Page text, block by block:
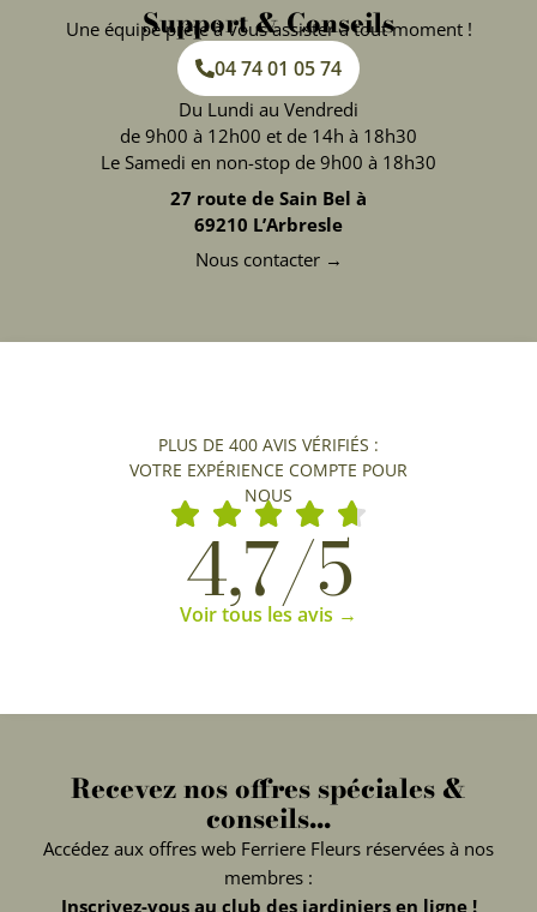
Support & Conseils
Une équipe prête à vous assister à tout moment !
04 74 01 05 74
Du Lundi au Vendredi
de 9h00 à 12h00 et de 14h à 18h30
Le Samedi en non-stop de 9h00 à 18h30
27 route de Sain Bel à
69210 L’Arbresle
Nous contacter →
PLUS DE 400 AVIS VÉRIFIÉS :
VOTRE EXPÉRIENCE COMPTE POUR
NOUS
4,7/5
Voir tous les avis →
Recevez nos offres spéciales &
conseils...
Accédez aux offres web Ferriere Fleurs réservées à nos
membres :
Inscrivez-vous au club des jardiniers en ligne !